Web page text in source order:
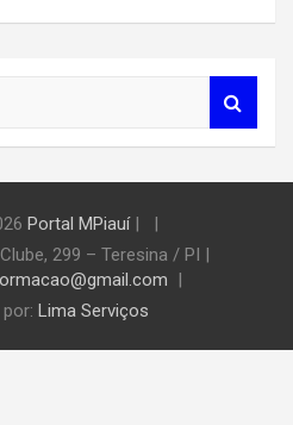
Portal MPiauí|
299 – Teresina / PI |
Lima Serviços